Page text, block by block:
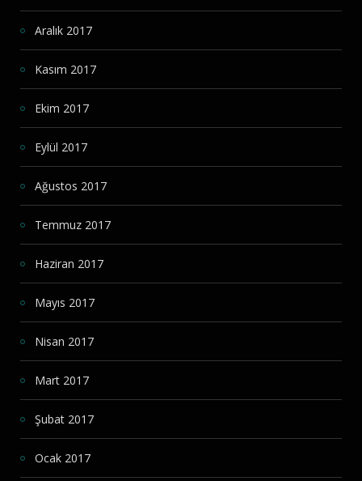
Aralık 2017
Kasım 2017
Ekim 2017
Eylül 2017
Ağustos 2017
Temmuz 2017
Haziran 2017
Mayıs 2017
Nisan 2017
Mart 2017
Şubat 2017
Ocak 2017